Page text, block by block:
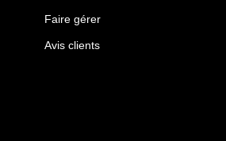
Faire gérer
Avis clients